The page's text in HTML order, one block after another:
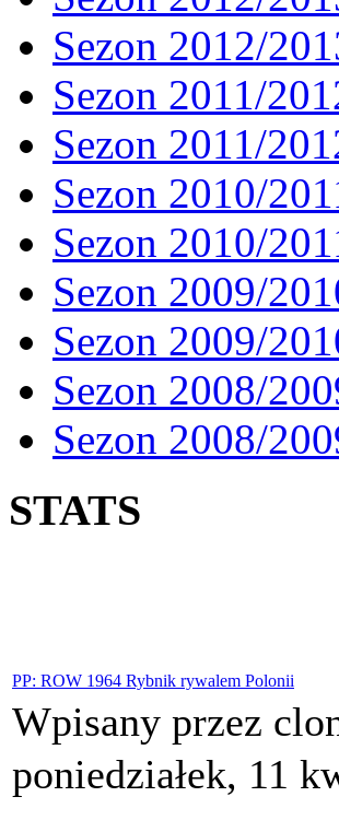
Sezon 2012/
Sezon 2011/
Sezon 2011/
Sezon 2010/
Sezon 2010/
Sezon 2009/
Sezon 2009/
Sezon 2008/
Sezon 2008/
STATS
PP: ROW 1964 Rybnik rywalem Polonii
Wpisany przez
poniedziałek, 11